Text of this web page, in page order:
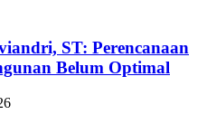
ST: Perencanaan
Belum Optimal